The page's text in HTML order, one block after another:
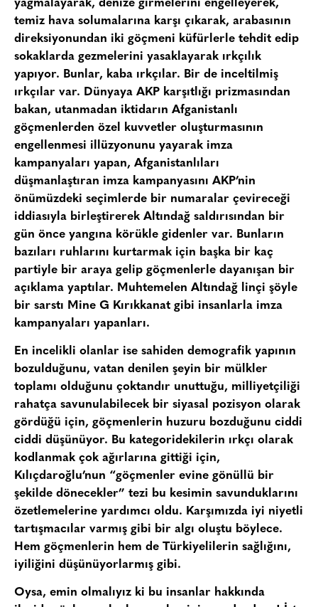
yağmalayarak, denize girmelerini engelleyerek,
temiz hava solumalarına karşı çıkarak, arabasının
direksiyonundan iki göçmeni küfürlerle tehdit edip
sokaklarda gezmelerini yasaklayarak ırkçılık
yapıyor. Bunlar, kaba ırkçılar. Bir de inceltilmiş
ırkçılar var. Dünyaya AKP karşıtlığı prizmasından
bakan, utanmadan iktidarın Afganistanlı
göçmenlerden özel kuvvetler oluşturmasının
engellenmesi illüzyonunu yayarak imza
kampanyaları yapan, Afganistanlıları
düşmanlaştıran imza kampanyasını AKP’nin
önümüzdeki seçimlerde bir numaralar çevireceği
iddiasıyla birleştirerek Altındağ saldırısından bir
gün önce yangına körükle gidenler var. Bunların
bazıları ruhlarını kurtarmak için başka bir kaç
partiyle bir araya gelip göçmenlerle dayanışan bir
açıklama yaptılar. Muhtemelen Altındağ linçi şöyle
bir sarstı Mine G Kırıkkanat gibi insanlarla imza
kampanyaları yapanları.
En incelikli olanlar ise sahiden demografik yapının
bozulduğunu, vatan denilen şeyin bir mülkler
toplamı olduğunu çoktandır unuttuğu, milliyetçiliği
rahatça savunulabilecek bir siyasal pozisyon olarak
gördüğü için, göçmenlerin huzuru bozduğunu ciddi
ciddi düşünüyor. Bu kategoridekilerin ırkçı olarak
kodlanmak çok ağırlarına gittiği için,
Kılıçdaroğlu’nun “göçmenler evine gönüllü bir
şekilde dönecekler” tezi bu kesimin savunduklarını
özetlemelerine yardımcı oldu. Karşımızda iyi niyetli
tartışmacılar varmış gibi bir algı oluştu böylece.
Hem göçmenlerin hem de Türkiyelilerin sağlığını,
iyiliğini düşünüyorlarmış gibi.
Oysa, emin olmalıyız ki bu insanlar hakkında